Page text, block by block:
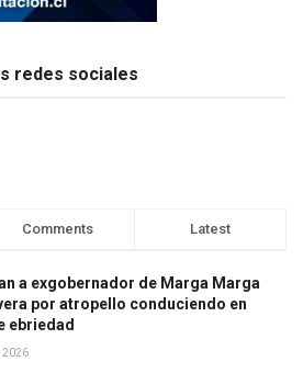
redes sociales
Comments Latest
a exgobernador de Marga Marga
por atropello conduciendo en
ebriedad
2026